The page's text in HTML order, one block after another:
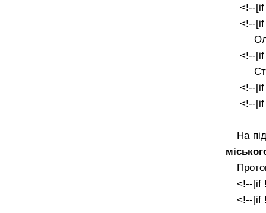
<!--
<!--
<!--
<!--
<!--
На
<!--[if
<!--[if